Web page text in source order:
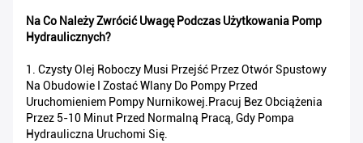
Na Co Należy Zwrócić Uwagę Podczas Użytkowania Pomp
Hydraulicznych?
1. Czysty Olej Roboczy Musi Przejść Przez Otwór Spustowy
Na Obudowie I Zostać Wlany Do Pompy Przed
Uruchomieniem Pompy Nurnikowej.Pracuj Bez Obciążenia
Przez 5-10 Minut Przed Normalną Pracą, Gdy Pompa
Hydrauliczna Uruchomi Się.